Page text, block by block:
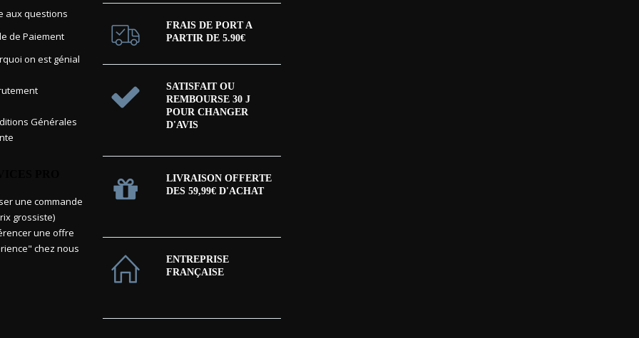
aux questions
de Paiement
on est génial
Générales
une commande
grossiste)
une offre
chez nous
FRAIS DE PORT A
PARTIR DE 5.90€
SATISFAIT OU
REMBOURSE 30 J
POUR CHANGER
D'AVIS
LIVRAISON OFFERTE
DES 59,99€ D'ACHAT
ENTREPRISE
FRANÇAISE